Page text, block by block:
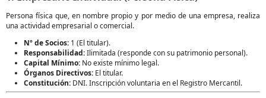
Persona física que, en nombre propio y por medio de una empresa, realiza
una actividad empresarial o comercial.
Nº de Socios: 1 (El titular).
Responsabilidad:Ilimitada (responde con su patrimonio personal).
Capital Mínimo: No existe mínimo legal.
Órganos Directivos: El titular.
Constitución: DNI. Inscripción voluntaria en el Registro Mercantil.